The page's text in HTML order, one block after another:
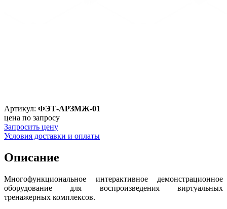
Артикул: ФЭТ-АРЗМЖ-01
цена по запросу
Запросить цену
Условия доставки и оплаты
Описание
Многофункциональное интерактивное демонстрационное
оборудование для воспроизведения виртуальных
тренажерных комплексов.